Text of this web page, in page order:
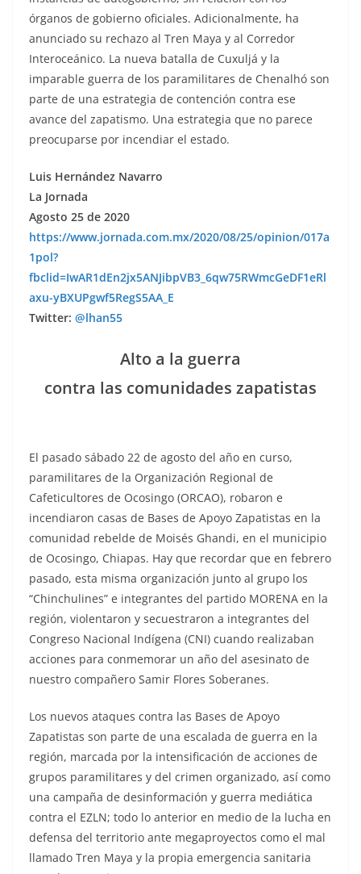
órganos de gobierno oficiales. Adicionalmente, ha
anunciado su rechazo al Tren Maya y al Corredor
Interoceánico. La nueva batalla de Cuxuljá y la
imparable guerra de los paramilitares de Chenalhó son
parte de una estrategia de contención contra ese
avance del zapatismo. Una estrategia que no parece
preocuparse por incendiar el estado.
Luis Hernández Navarro
La Jornada
Agosto 25 de 2020
https://www.jornada.com.mx/2020/08/25/opinion/017a
1pol?
fbclid=IwAR1dEn2jx5ANJibpVB3_6qw75RWmcGeDF1eRl
axu-yBXUPgwf5RegS5AA_E
Twitter: @lhan55
Alto a la guerra
contra las comunidades zapatistas
El pasado sábado 22 de agosto del año en curso,
paramilitares de la Organización Regional de
Cafeticultores de Ocosingo (ORCAO), robaron e
incendiaron casas de Bases de Apoyo Zapatistas en la
comunidad rebelde de Moisés Ghandi, en el municipio
de Ocosingo, Chiapas. Hay que recordar que en febrero
pasado, esta misma organización junto al grupo los
“Chinchulines” e integrantes del partido MORENA en la
región, violentaron y secuestraron a integrantes del
Congreso Nacional Indígena (CNI) cuando realizaban
acciones para conmemorar un año del asesinato de
nuestro compañero Samir Flores Soberanes.
Los nuevos ataques contra las Bases de Apoyo
Zapatistas son parte de una escalada de guerra en la
región, marcada por la intensificación de acciones de
grupos paramilitares y del crimen organizado, así como
una campaña de desinformación y guerra mediática
contra el EZLN; todo lo anterior en medio de la lucha en
defensa del territorio ante megaproyectos como el mal
llamado Tren Maya y la propia emergencia sanitaria